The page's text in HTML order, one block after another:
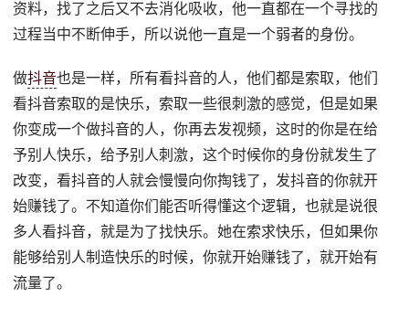
资料，找了之后又不去消化吸收，他一直都在一个寻找的
过程当中不断伸手，所以说他一直是一个弱者的身份。
做抖音也是一样，所有看抖音的人，他们都是索取，他们
看抖音索取的是快乐，索取一些很刺激的感觉，但是如果
你变成一个做抖音的人，你再去发视频，这时的你是在给
予别人快乐，给予别人刺激，这个时候你的身份就发生了
改变，看抖音的人就会慢慢向你掏钱了，发抖音的你就开
始赚钱了。不知道你们能否听得懂这个逻辑，也就是说很
多人看抖音，就是为了找快乐。她在索求快乐，但如果你
能够给别人制造快乐的时候，你就开始赚钱了，就开始有
流量了。